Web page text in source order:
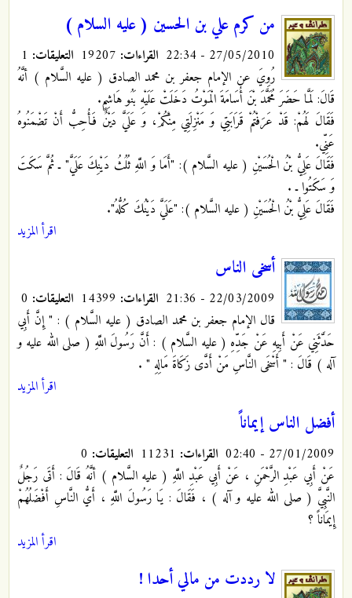
من كرم علي بن الحسين ( عليه السلام )
27/05/2010 - 22:34 القراءات: التعليقات:
رُوِيَ عن الإمام جعفر بن محمد الصادق ( عليه السَّلام ) أنَّهُ
قَالَ: لَمَّا حَضَرَ مُحَمَّدَ بْنَ أُسَامَةَ الْمَوْتُ دَخَلَتْ عَلَيْهِ بَنُو هَاشِمٍ.
فَقَالَ لَهُمْ: قَدْ عَرَفْتُمْ قَرَابَتِي وَ مَنْزِلَتِي مِنْكُمْ، وَ عَلَيَّ دَيْنٌ فَأُحِبُّ أَنْ تَضْمَنُوهُ
عَنِّي.
فَقَالَ عَلِيُّ بْنُ الْحُسَيْنِ ( عليه السَّلام ): "أَمَا وَ اللَّهِ ثُلُثُ دَيْنِكَ عَلَيَّ" ـ ثُمَّ سَكَتَ
وَ سَكَتُوا ـ .
فَقَالَ عَلِيُّ بْنُ الْحُسَيْنِ ( عليه السَّلام ): "عَلَيَّ دَيْنُكَ كُلُّهُ".
اقرأ المزيد
أسخى الناس
22/03/2009 - 21:36 القراءات: التعليقات:
قال الإمام جعفر بن محمد الصادق ( عليه السَّلام ) : " إِنَّ أَبِي
حَدَّثَنِي عَنْ أَبِيهِ عَنْ جَدِّهِ ( عليه السَّلام ) : أَنَّ رَسُولَ اللَّهِ ( صلى الله عليه و
آله ) قَالَ : " أَسْخَى النَّاسِ مَنْ أَدَّى زَكَاةَ مَالِهِ " .
اقرأ المزيد
أفضل الناس إيماناً
27/01/2009 - 02:40 القراءات: التعليقات:
عَنْ أَبِي عَبْدِ الرَّحْمَنِ ، عَنْ أَبِي عَبْدِ اللَّهِ ( عليه السَّلام ) أنَّهُ قَالَ : أَتَى رَجُلٌ
النَّبِيَّ ( صلى الله عليه و آله ) ، فَقَالَ : يَا رَسُولَ اللَّهِ ، أَيُّ النَّاسِ أَفْضَلُهُمْ
إِيمَاناً ؟
اقرأ المزيد
لا رددت من مالي أحدا !